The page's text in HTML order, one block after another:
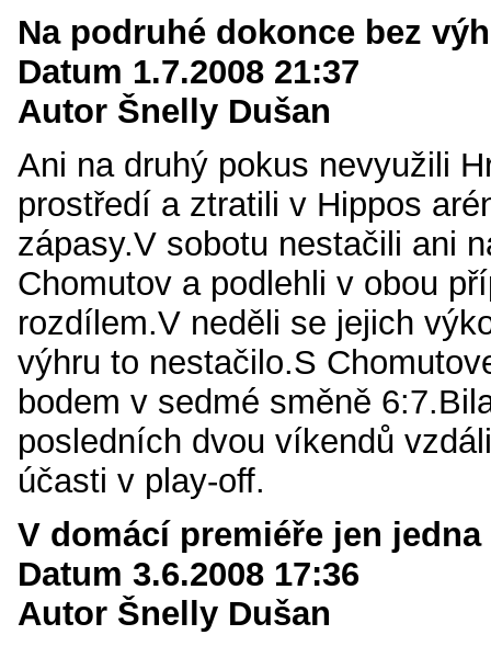
Na podruhé dokonce bez
Datum 1.7.2008 21:37
Autor Šnelly Dušan
Ani na druhý pokus nevyužili
prostředí a ztratili v Hippos
zápasy.V sobotu nestačili ani
Chomutov a podlehli v obou
rozdílem.V neděli se jejich
výhru to nestačilo.S
bodem v sedmé směně
posledních dvou víkendů
účasti v play-off.
V domácí premiéře jen jedna
Datum 3.6.2008 17:36
Autor Šnelly Dušan